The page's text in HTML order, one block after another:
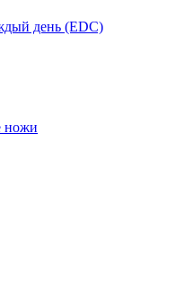
день (EDC)
ножи